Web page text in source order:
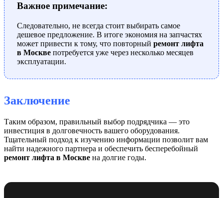
Важное примечание:
Следовательно, не всегда стоит выбирать самое
дешевое предложение. В итоге экономия на запчастях
может привести к тому, что повторный ремонт лифта
в Москве потребуется уже через несколько месяцев
эксплуатации.
Заключение
Таким образом, правильный выбор подрядчика — это
инвестиция в долговечность вашего оборудования.
Тщательный подход к изучению информации позволит вам
найти надежного партнера и обеспечить бесперебойный
ремонт лифта в Москве на долгие годы.